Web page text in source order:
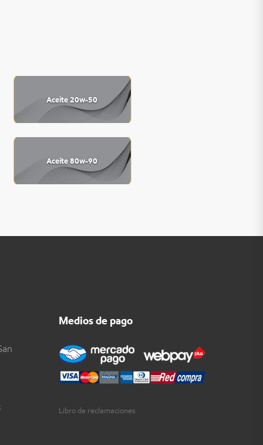
Aceite 20w-50
Aceite 80w-90
Medios de pago
Libro de reclamaciones